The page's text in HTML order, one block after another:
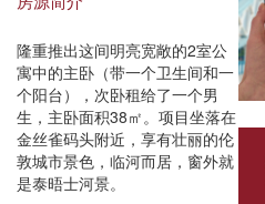
隆重推出这间明亮宽敞的2室公
寓中的主卧（带一个卫生间和一
个阳台），次卧租给了一个男
生，主卧面积38㎡。项目坐落在
金丝雀码头附近，享有壮丽的伦
敦城市景色，临河而居，窗外就
是泰晤士河景。